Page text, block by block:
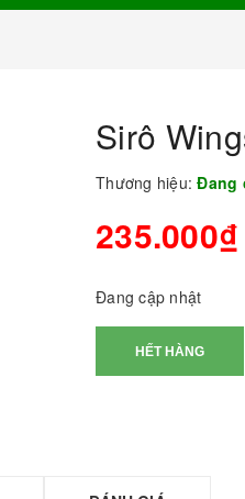
Sirô
Thương hiệu: Đang
235.000₫
Đang cập nhật
HẾT HÀNG